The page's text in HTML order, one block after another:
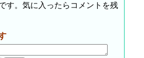
す。気に入ったらコメントを残